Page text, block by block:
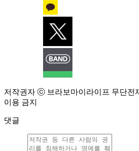
저작권자 ⓒ 브라보마이라이프 무단전
이용 금지
댓글